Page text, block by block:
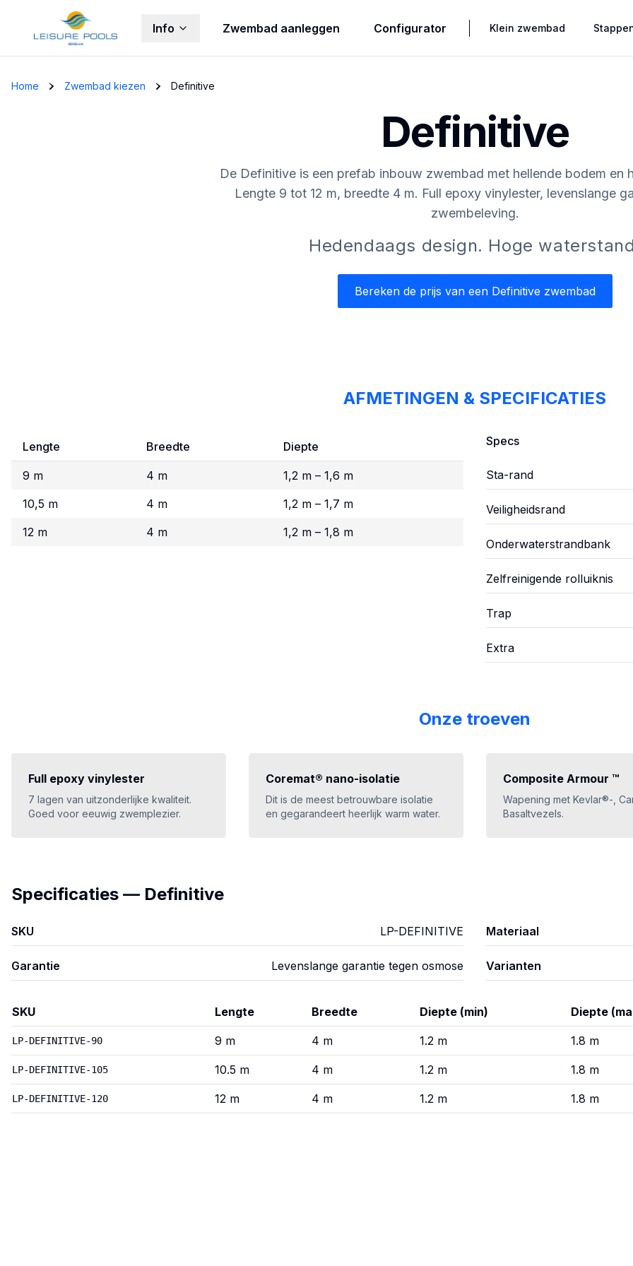
Info Zwembad aanleggen Configurator Klein zwembad
Home Zwembad kiezen Definitive
Definitive
De Definitive is een prefab inbouw zwembad met hellende bodem en
Lengte 9 tot 12 m, breedte 4 m. Full epoxy vinylester, levenslange
zwembeleving.
Hedendaags design. Hoge
Bereken de prijs van een Definitive zwembad
AFMETINGEN & SPECIFICATIES
Lengte Breedte Diepte
9 m 4 m
1,2 m – 1,6 m
10,5 m
4 m
1,2 m – 1,7 m
12 m
4 m 1,2 m – 1,8 m
Specs
Sta-rand
Veiligheidsrand
Onderwaterstrandbank
Zelfreinigende rolluiknis
Trap
Extra
Onze troeven
Full epoxy vinylester
7 lagen van uitzonderlijke kwaliteit.
Goed voor eeuwig zwemplezier.
Coremat® nano-isolatie
Dit is de meest betrouwbare isolatie
en gegarandeert heerlijk warm water.
Composite Armour ™
Wapening met Kevlar®-,
Basaltvezels.
Specificaties — Definitive
SKU LP-DEFINITIVE Materiaal
Garantie Levenslange garantie tegen osmose Varianten
Definitive—Varianten
SKU Lengte Breedte Diepte (min) Diepte
LP-DEFINITIVE-90 9 m 4 m 1.2 m 1.8 m
LP-DEFINITIVE-105 10.5 m 4 m 1.2 m 1.8 m
LP-DEFINITIVE-120 12 m 4 m 1.2 m 1.8 m